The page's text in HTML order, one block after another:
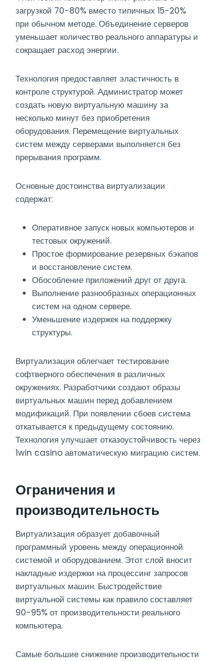
загрузкой 70-80% вместо типичных 15-20%
при обычном методе. Объединение серверов
уменьшает количество реального аппаратуры и
сокращает расход энергии.
Технология предоставляет эластичность в
контроле структурой. Администратор может
создать новую виртуальную машину за
несколько минут без приобретения
оборудования. Перемещение виртуальных
систем между серверами выполняется без
прерывания программ.
Основные достоинства виртуализации
содержат:
Оперативное запуск новых компьютеров и
тестовых окружений.
Простое формирование резервных бэкапов
и восстановление систем.
Обособление приложений друг от друга.
Выполнение разнообразных операционных
систем на одном сервере.
Уменьшение издержек на поддержку
структуры.
Виртуализация облегчает тестирование
софтверного обеспечения в различных
окружениях. Разработчики создают образы
виртуальных машин перед добавлением
модификаций. При появлении сбоев система
откатывается к предыдущему состоянию.
Технология улучшает отказоустойчивость через
1win casino автоматическую миграцию систем.
Ограничения и
производительность
Виртуализация образует добавочный
программный уровень между операционной
системой и оборудованием. Этот слой вносит
накладные издержки на процессинг запросов
виртуальных машин. Быстродействие
виртуальной системы как правило составляет
90-95% от производительности реального
компьютера.
Самые большие снижение производительности